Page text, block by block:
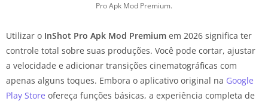
Pro Apk Mod Premium.
Utilizar o InShot Pro Apk Mod Premium em 2026 significa ter
controle total sobre suas produções. Você pode cortar, ajustar
a velocidade e adicionar transições cinematográficas com
apenas alguns toques. Embora o aplicativo original na Google
Play Store ofereça funções básicas, a experiência completa de